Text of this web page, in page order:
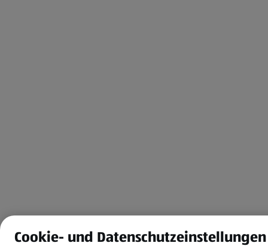
Cookie- und Datenschutzeinstellungen